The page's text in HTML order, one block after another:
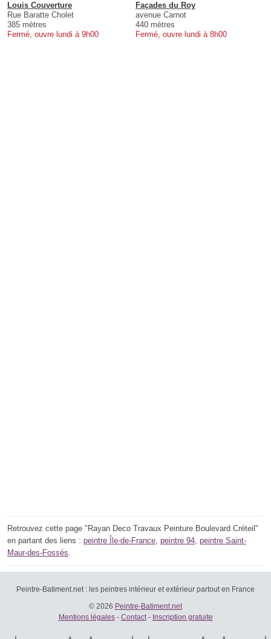
Louis Couverture
Rue Baratte Cholet
385 mètres
Fermé, ouvre lundi à 9h00
Façades du Roy
avenue Carnot
440 mètres
Fermé, ouvre lundi à 8h00
Retrouvez cette page "Rayan Deco Travaux Peinture Boulevard Créteil"
en partant des liens : peintre Île-de-France, peintre 94, peintre Saint-
Maur-des-Fossés.
Peintre-Batiment.net : les peintres intérieur et extérieur partout en France
© 2026 Peintre-Batiment.net
Mentions légales- Contact- Inscription gratuite